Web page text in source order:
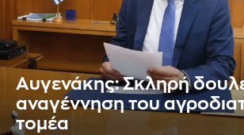
Αυγενάκης: Σκληρή
αναγέννηση του
τομέα